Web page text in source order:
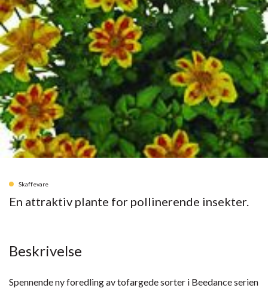
Skaffevare
En attraktiv plante for pollinerende insekter.
Beskrivelse
Spennende ny foredling av tofargede sorter i Beedance serien